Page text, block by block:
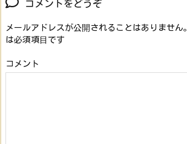
コメントをどうぞ
メールアドレスが公開されることはありません。
は必須項目です
コメント